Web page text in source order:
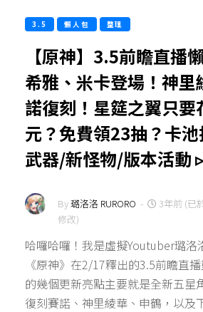
3.5 懶人包 整理
【原神】3.5前瞻直播
希雅、米卡登場！神
諾復刻！星筵之翼只要
元？免費領23抽？卡
武器/新怪物/版本活動
By璐洛洛 RURORO -
3年前 (已
修改)
哈囉哈囉！我是虛擬Youtuber璐洛
《原神》在2/17釋出的3.5前瞻直
的幾個更新亮點主要就是全新五星
復刻賽諾、神里綾華、申鶴，以及